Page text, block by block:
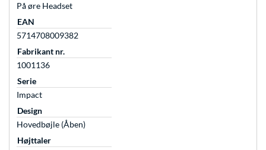
På øre Headset
EAN
5714708009382
Fabrikant nr.
1001136
Serie
Impact
Design
Hovedbøjle (Åben)
Højttaler